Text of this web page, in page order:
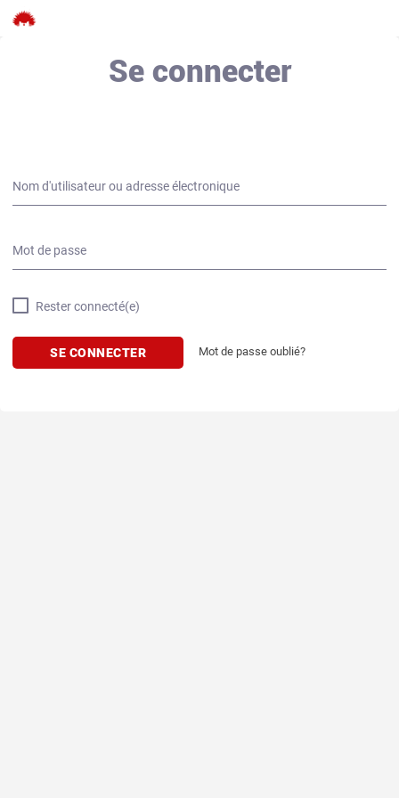
Découvrez le mouvement France Nature
Environnement
Se connecter
Nom d'utilisateur ou adresse électronique
Mot de passe
Rester connecté(e)
SE CONNECTER Mot de passe oublié?